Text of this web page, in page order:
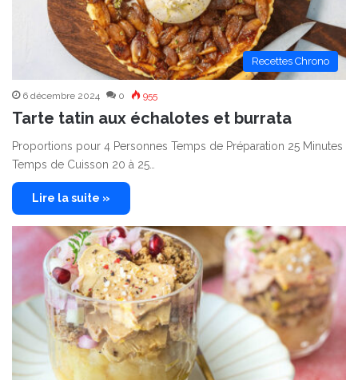
Recettes Chrono
6 décembre 2024 0 955
Tarte tatin aux échalotes et burrata
Proportions pour 4 Personnes Temps de Préparation 25 Minutes
Temps de Cuisson 20 à 25…
Lire la suite »